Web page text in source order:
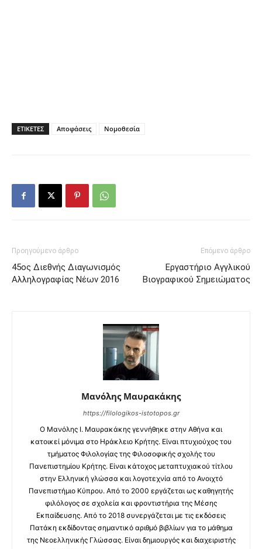
ΕΤΙΚΕΤΕΣ Αποφάσεις Νομοθεσία
Προηγούμενο άρθρο
45ος Διεθνής Διαγωνισμός
Αλληλογραφίας Νέων 2016
Επόμενο άρθρο
Εργαστήριο Αγγλικού
Βιογραφικού Σημειώματος
Μανόλης Μαυρακάκης
https://filologikos-istotopos.gr
Ο Μανόλης I. Μαυρακάκης γεννήθηκε στην Αθήνα και
κατοικεί μόνιμα στο Ηράκλειο Κρήτης. Είναι πτυχιούχος του
τμήματος Φιλολογίας της Φιλοσοφικής σχολής του
Πανεπιστημίου Κρήτης. Είναι κάτοχος μεταπτυχιακού τίτλου
στην Ελληνική γλώσσα και λογοτεχνία από το Ανοιχτό
Πανεπιστήμιο Κύπρου. Από το 2000 εργάζεται ως καθηγητής
φιλόλογος σε σχολεία και φροντιστήρια της Μέσης
Εκπαίδευσης. Από το 2018 συνεργάζεται με τις εκδόσεις
Πατάκη εκδίδοντας σημαντικό αριθμό βιβλίων για το μάθημα
της Νεοελληνικής Γλώσσας. Είναι δημιουργός και διαχειριστής